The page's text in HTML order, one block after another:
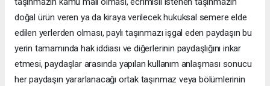
doğal ürün veren ya da kiraya verilecek hukuksal semere elde
edilen yerlerden olması, paylı taşınmazı işgal eden paydaşın bu
yerin tamamında hak iddiası ve diğerlerinin paydaşlığını inkar
etmesi, paydaşlar arasında yapılan kullanım anlaşması sonucu
her paydaşın yararlanacağı ortak taşınmaz veya bölümlerinin